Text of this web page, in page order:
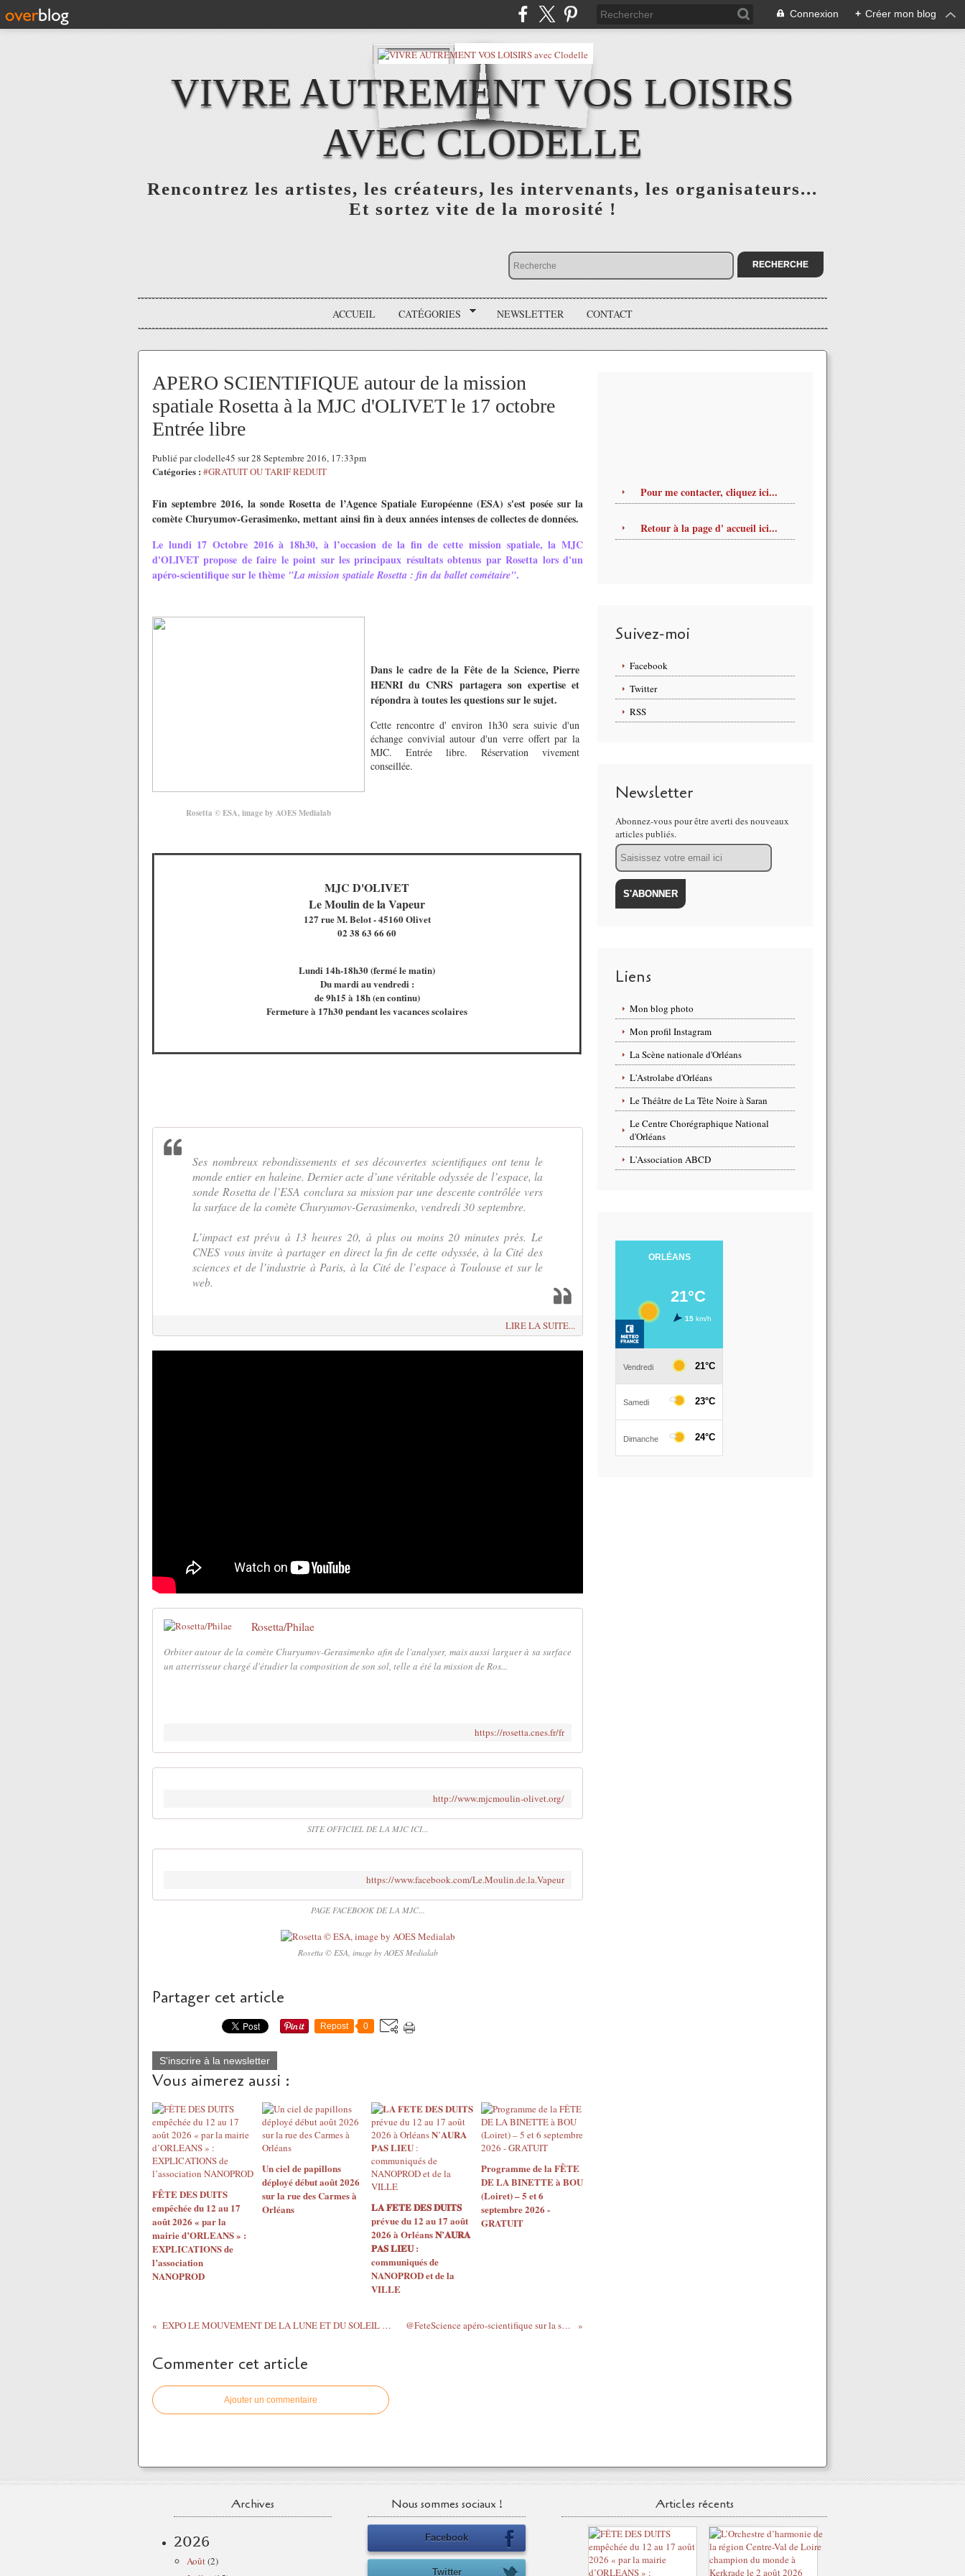
Connexion + Créer mon blog
VIVRE AUTREMENT VOS LOISIRS
AVEC CLODELLE
Rencontrez les artistes, les créateurs, les intervenants, les organisateurs...
Et sortez vite de la morosité !
ACCUEIL CATÉGORIES NEWSLETTER CONTACT
APERO SCIENTIFIQUE autour de la mission
spatiale Rosetta à la MJC d'OLIVET le 17 octobre
Entrée libre
Publié par clodelle45 sur 28 Septembre 2016, 17:33pm
Catégories : #GRATUIT OU TARIF REDUIT
Fin septembre 2016, la sonde Rosetta de l’Agence Spatiale Européenne (ESA) s'est posée sur la
comète Churyumov-Gerasimenko, mettant ainsi fin à deux années intenses de collectes de données.
Le lundi 17 Octobre 2016 à 18h30, à l’occasion de la fin de cette mission spatiale, la MJC
d'OLIVET propose de faire le point sur les principaux résultats obtenus par Rosetta lors d'un
apéro-scientifique sur le thème "La mission spatiale Rosetta : fin du ballet cométaire".
Rosetta © ESA, image by AOES Medialab
Dans le cadre de la Fête de la Science, Pierre
HENRI du CNRS partagera son expertise et
répondra à toutes les questions sur le sujet.
Cette rencontre d' environ 1h30 sera suivie d'un
échange convivial autour d'un verre offert par la
MJC. Entrée libre. Réservation vivement
conseillée.
MJC D'OLIVET
Le Moulin de la Vapeur
127 rue M. Belot - 45160 Olivet
02 38 63 66 60
Lundi 14h-18h30 (fermé le matin)
Du mardi au vendredi :
de 9h15 à 18h (en continu)
Fermeture à 17h30 pendant les vacances scolaires
Ses nombreux rebondissements et ses découvertes scientifiques ont tenu le
monde entier en haleine. Dernier acte d’une véritable odyssée de l’espace, la
sonde Rosetta de l’ESA conclura sa mission par une descente contrôlée vers
la surface de la comète Churyumov-Gerasimenko, vendredi 30 septembre.
L’impact est prévu à 13 heures 20, à plus ou moins 20 minutes près. Le
CNES vous invite à partager en direct la fin de cette odyssée, à la Cité des
sciences et de l’industrie à Paris, à la Cité de l’espace à Toulouse et sur le
web.
LIRE LA SUITE...
Rosetta/Philae
Orbiter autour de la comète Churyumov-Gerasimenko afin de l'analyser, mais aussi larguer à sa surface
un atterrisseur chargé d'étudier la composition de son sol, telle a été la mission de Ros...
https://rosetta.cnes.fr/fr
http://www.mjcmoulin-olivet.org/
SITE OFFICIEL DE LA MJC ICI...
https://www.facebook.com/Le.Moulin.de.la.Vapeur
PAGE FACEBOOK DE LA MJC...
Rosetta © ESA, image by AOES Medialab
Partager cet article
Repost 0
S'inscrire à la newsletter
Vous aimerez aussi :
FÊTE DES DUITS
empêchée du 12 au 17
août 2026 « par la
mairie d’ORLEANS » :
EXPLICATIONS de
l’association
NANOPROD
Un ciel de papillons
déployé début août 2026
sur la rue des Carmes à
Orléans
𝐋𝐀 𝐅𝐄𝐓𝐄 𝐃𝐄𝐒 𝐃𝐔𝐈𝐓𝐒
prévue du 12 au 17 août
2026 à Orléans 𝐍’𝐀𝐔𝐑𝐀
𝐏𝐀𝐒 𝐋𝐈𝐄𝐔 :
communiqués de
NANOPROD et de la
VILLE
Programme de la FÊTE
DE LA BINETTE à BOU
(Loiret) – 5 et 6
septembre 2026 -
GRATUIT
EXPO LE MOUVEMENT DE LA LUNE ET DU SOLEIL Galerie... @FeteScience apéro-scientifique sur la sonde...
Commenter cet article
Ajouter un commentaire
Pour me contacter, cliquez ici...
Retour à la page d' accueil ici...
Suivez-moi
Facebook
Twitter
RSS
Newsletter
Abonnez-vous pour être averti des nouveaux
articles publiés.
Email
Liens
Mon blog photo
Mon profil Instagram
La Scène nationale d'Orléans
L'Astrolabe d'Orléans
Le Théâtre de La Tête Noire à Saran
Le Centre Chorégraphique National
d'Orléans
L'Association ABCD
Archives
2026
Août(2)
Nous sommes sociaux !
Facebook
Twitter
Articles récents